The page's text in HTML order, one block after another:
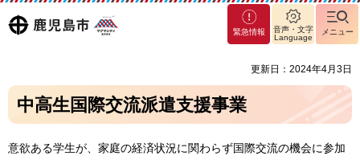
鹿児島
マグ
マシ
島市
緊急情報
音声・文字
Language
メニュー
更新日：2024年4月3日
中高生国際交流派遣支援事業
意欲ある学生が、家庭の経済状況に関わらず国際交流の機会に参加